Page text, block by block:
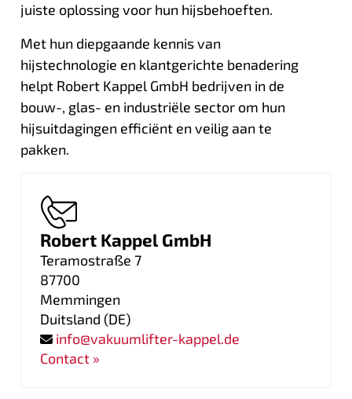
juiste oplossing voor hun hijsbehoeften.
Met hun diepgaande kennis van
hijstechnologie en klantgerichte benadering
helpt Robert Kappel GmbH bedrijven in de
bouw-, glas- en industriële sector om hun
hijsuitdagingen efficiënt en veilig aan te
pakken.
Robert Kappel GmbH
Teramostraße 7
87700
Memmingen
Duitsland (DE)
info@vakuumlifter-kappel.de
Contact »